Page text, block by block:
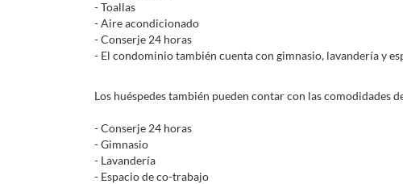
- Toallas
- Aire acondicionado
- Conserje 24 horas
- El condominio también cuenta con gimnasio, lavandería y
Los huéspedes también pueden contar con las comodidades
- Conserje 24 horas
- Gimnasio
- Lavandería
- Espacio de co-trabajo